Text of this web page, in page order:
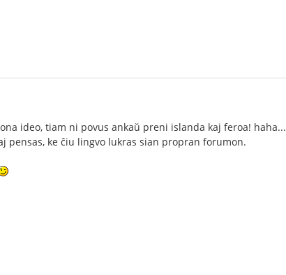
ideo, tiam ni povus ankaŭ preni islanda kaj feroa! haha...
pensas, ke ĉiu lingvo lukras sian propran forumon.